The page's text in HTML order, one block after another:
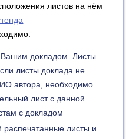
листов на нём
Вашим докладом. Листы
листы доклада не
автора, необходимо
лист с данной
с докладом
распечатанные листы и